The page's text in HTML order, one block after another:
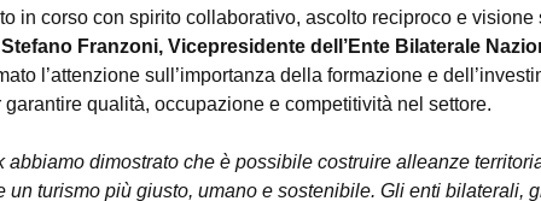
in corso con spirito collaborativo, ascolto reciproco e visione
Stefano Franzoni, Vicepresidente dell’Ente Bilaterale
l’attenzione sull’importanza della formazione e
qualità, occupazione e competitività nel settore.
abbiamo dimostrato che è possibile costruire alleanze
un turismo più giusto, umano e sostenibile. Gli enti bilaterali,